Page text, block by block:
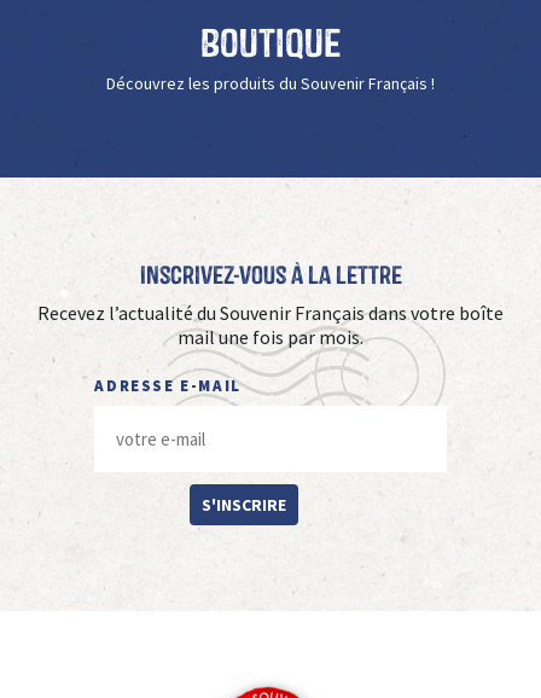
Boutique
Découvrez les produits du Souvenir Français !
Inscrivez-vous à La Lettre
Recevez l’actualité du Souvenir Français dans votre boîte
mail une fois par mois.
ADRESSE E-MAIL
S'INSCRIRE